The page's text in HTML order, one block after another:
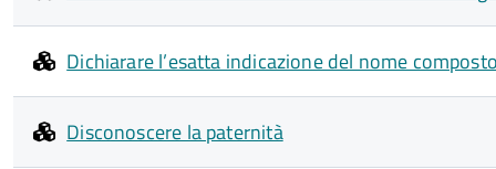
Dichiarare l’esatta indicazione del nome
Disconoscere la paternità